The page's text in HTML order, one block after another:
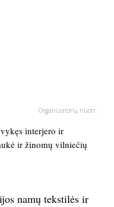
Organizatorių nuotr.
interjero ir
ir žinomų vilniečių
namų tekstilės ir